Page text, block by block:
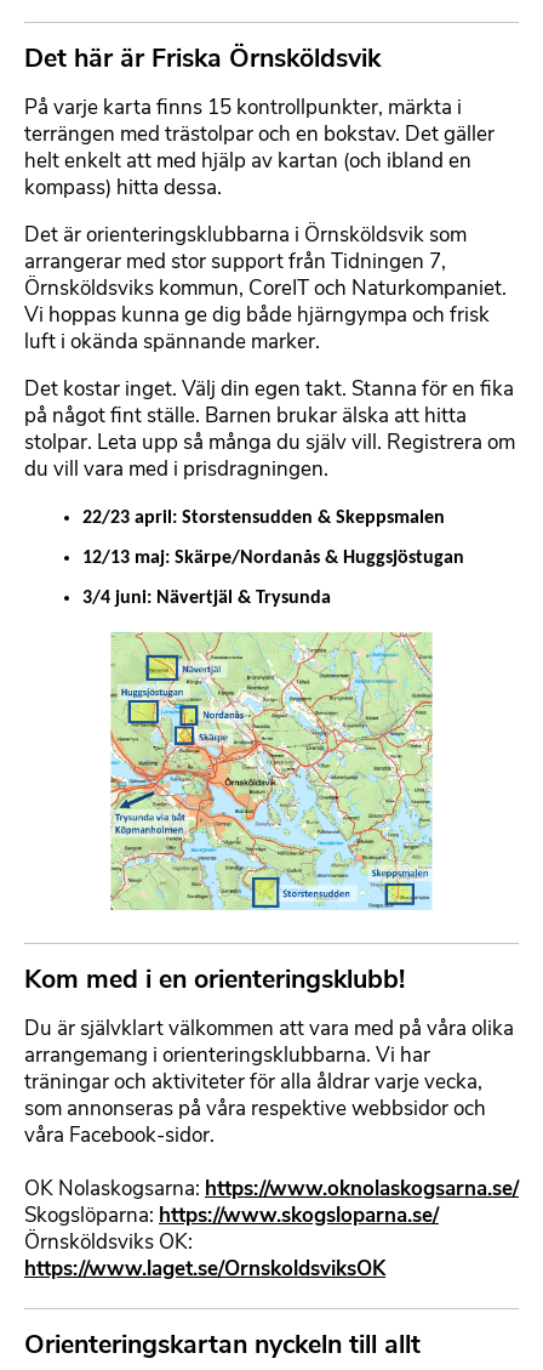
t
lF
r
m
a
t
e
r
b
a
r
t
e
x
t
Det här är Friska Örnsköldsvik
På varje karta finns 15 kontrollpunkter, märkta i
terrängen med trästolpar och en bokstav. Det gäller
helt enkelt att med hjälp av kartan (och ibland en
kompass) hitta dessa.
Det är orienteringsklubbarna i Örnsköldsvik som
arrangerar med stor support från Tidningen 7,
Örnsköldsviks kommun, CoreIT och Naturkompaniet.
Vi hoppas kunna ge dig både hjärngympa och frisk
luft i okända spännande marker.
Det kostar inget. Välj din egen takt. Stanna för en fika
på något fint ställe. Barnen brukar älska att hitta
stolpar. Leta upp så många du själv vill. Registrera om
du vill vara med i prisdragningen.
22/23 april: Storstensudden & Skeppsmalen
12/13 maj: Skärpe/Nordanås & Huggsjöstugan
3/4 juni: Nävertjäl & Trysunda
F
r
m
a
t
t
r
b
a
r
x
Kom med i en orienteringsklubb!
Du är självklart välkommen att vara med på våra olika
arrangemang i orienteringsklubbarna. Vi har
träningar och aktiviteter för alla åldrar varje vecka,
som annonseras på våra respektive webbsidor och
våra Facebook-sidor.
OK Nolaskogsarna: https://www.oknolaskogsarna.se/
Skogslöparna: https://www.skogsloparna.se/
Örnsköldsviks OK:
https://www.laget.se/OrnskoldsviksOK
F
Orienteringskartan nyckeln till allt